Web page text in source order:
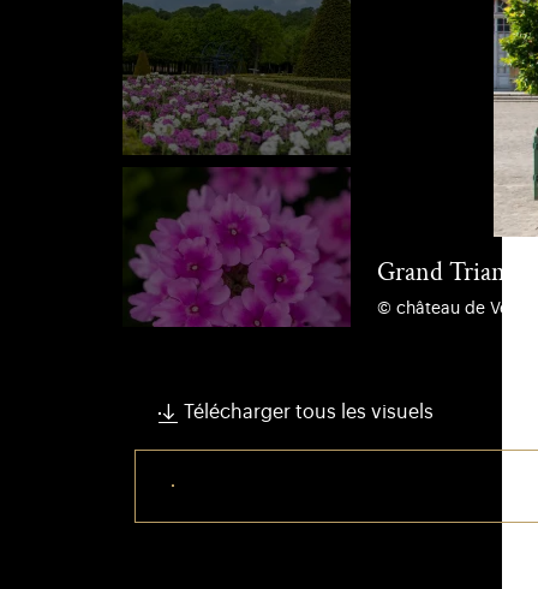
Grand Trianon
© château de
Télécharger tous les visuels